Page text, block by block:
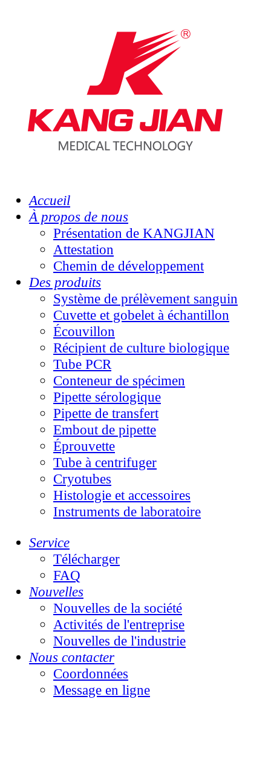
Accueil
À propos de nous
Présentation de KANGJIAN
Attestation
Chemin de développement
Des produits
Système de prélèvement sanguin
Cuvette et gobelet à échantillon
Écouvillon
Récipient de culture biologique
Tube PCR
Conteneur de spécimen
Pipette sérologique
Pipette de transfert
Embout de pipette
Éprouvette
Tube à centrifuger
Cryotubes
Histologie et accessoires
Instruments de laboratoire
Service
Télécharger
FAQ
Nouvelles
Nouvelles de la société
Activités de l'entreprise
Nouvelles de l'industrie
Nous contacter
Coordonnées
Message en ligne